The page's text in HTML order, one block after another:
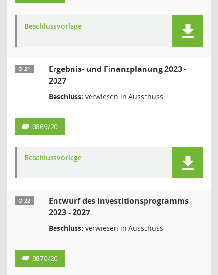
Beschlussvorlage
Ö 21
Ergebnis- und Finanzplanung 2023 -
2027
Beschluss: verwiesen in Ausschuss
0869/20
Beschlussvorlage
Ö 22
Entwurf des Investitionsprogramms
2023 - 2027
Beschluss: verwiesen in Ausschuss
0870/20